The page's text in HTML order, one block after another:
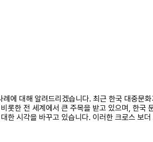
에 대해 알려드리겠습니다. 최근 한국 대중
한 전 세계에서 큰 주목을 받고 있으며, 한
시각을 바꾸고 있습니다. 이러한 크로스 보